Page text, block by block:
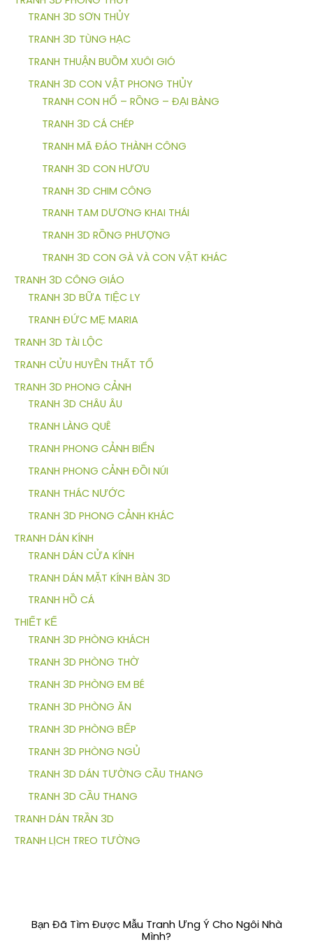
TRANH 3D SƠN THỦY
TRANH 3D TÙNG HẠC
TRANH THUẬN BUỒM XUÔI GIÓ
TRANH 3D CON VẬT PHONG THỦY
TRANH CON HỔ – RỒNG – ĐẠI BÀNG
TRANH 3D CÁ CHÉP
TRANH MÃ ĐÁO THÀNH CÔNG
TRANH 3D CON HƯƠU
TRANH 3D CHIM CÔNG
TRANH TAM DƯƠNG KHAI THÁI
TRANH 3D RỒNG PHƯỢNG
TRANH 3D CON GÀ VÀ CON VẬT KHÁC
TRANH 3D CÔNG GIÁO
TRANH 3D BỮA TIỆC LY
TRANH ĐỨC MẸ MARIA
TRANH 3D TÀI LỘC
TRANH CỬU HUYỀN THẤT TỔ
TRANH 3D PHONG CẢNH
TRANH 3D CHÂU ÂU
TRANH LÀNG QUÊ
TRANH PHONG CẢNH BIỂN
TRANH PHONG CẢNH ĐỒI NÚI
TRANH THÁC NƯỚC
TRANH 3D PHONG CẢNH KHÁC
TRANH DÁN KÍNH
TRANH DÁN CỬA KÍNH
TRANH DÁN MẶT KÍNH BÀN 3D
TRANH HỒ CÁ
THIẾT KẾ
TRANH 3D PHÒNG KHÁCH
TRANH 3D PHÒNG THỜ
TRANH 3D PHÒNG EM BÉ
TRANH 3D PHÒNG ĂN
TRANH 3D PHÒNG BẾP
TRANH 3D PHÒNG NGỦ
TRANH 3D DÁN TƯỜNG CẦU THANG
TRANH 3D CẦU THANG
TRANH DÁN TRẦN 3D
TRANH LỊCH TREO TƯỜNG
Bạn Đã Tìm Được Mẫu Tranh Ưng Ý Cho Ngôi Nhà
Mình?